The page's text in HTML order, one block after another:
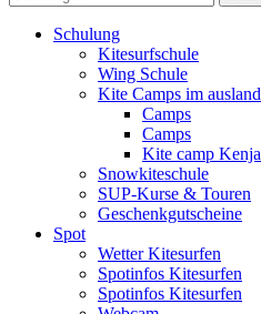
Schulung
Kitesurfschule
Wing Schule
Kite Camps im ausland
Camps
Camps
Kite camp Kenja
Snowkiteschule
SUP-Kurse & Touren
Geschenkgutscheine
Spot
Wetter Kitesurfen
Spotinfos Kitesurfen
Spotinfos Kitesurfen